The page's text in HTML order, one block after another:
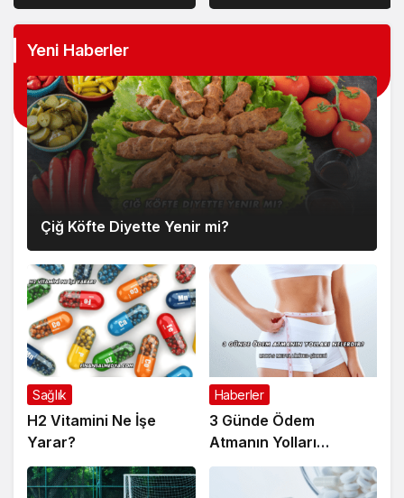
Yeni Haberler
Çiğ Köfte Diyette Yenir mi?
Sağlık
H2 Vitamini Ne İşe
Yarar?
Haberler
3 Günde Ödem
Atmanın Yolları
Nelerdir?